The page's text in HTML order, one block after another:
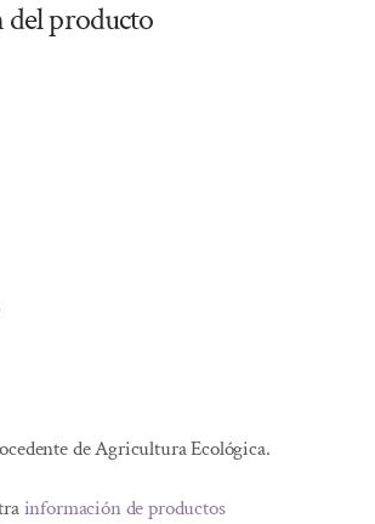
del producto
de Agricultura Ecológica.
información de productos